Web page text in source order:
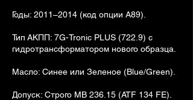
Годы: 2011–2014 (код опции A89).
Тип АКПП: 7G-Tronic PLUS (722.9) с
гидротрансформатором нового образца.
Масло: Синее или Зеленое (Blue/Green).
Допуск: Строго MB 236.15 (ATF 134 FE).